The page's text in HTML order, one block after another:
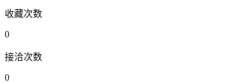
收藏次数
0
接洽次数
0